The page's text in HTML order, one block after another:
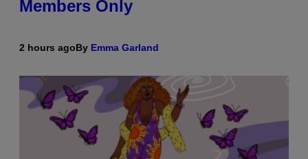
Members Only
2 hours agoBy Emma Garland